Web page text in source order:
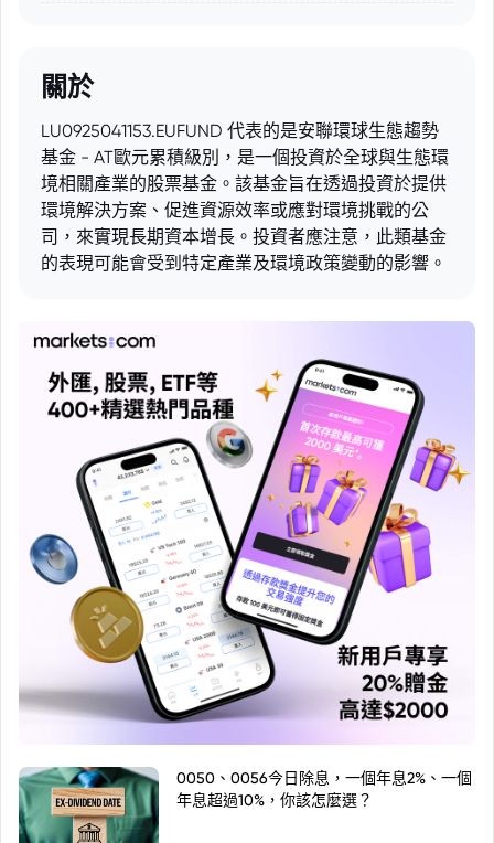
關於
LU0925041153.EUFUND 代表的是安聯環球生態趨勢
基金 - AT歐元累積級別，是一個投資於全球與生態環
境相關產業的股票基金。該基金旨在透過投資於提供
環境解決方案、促進資源效率或應對環境挑戰的公
司，來實現長期資本增長。投資者應注意，此類基金
的表現可能會受到特定產業及環境政策變動的影響。
0050、0056今日除息，一個年息2%、一個
年息超過10%，你該怎麼選？